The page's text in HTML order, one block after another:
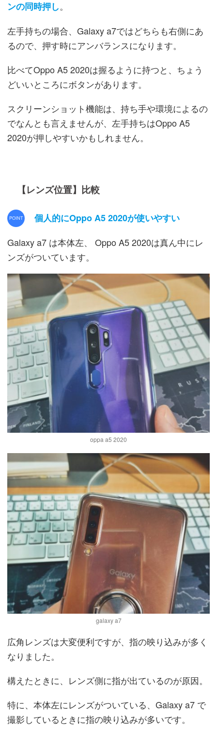
ンの同時押し。
左手持ちの場合、Galaxy a7ではどちらも右側にあ
るので、押す時にアンバランスになります。
比べてOppo A5 2020は握るように持つと、ちょう
どいいところにボタンがあります。
スクリーンショット機能は、持ち手や環境によるの
でなんとも言えませんが、左手持ちはOppo A5
2020が押しやすいかもしれません。
【レンズ位置】比較
個人的にOppo A5 2020が使いやすい
Galaxy a7 は本体左、 Oppo A5 2020は真ん中にレ
ンズがついています。
oppa a5 2020
galaxy a7
広角レンズは大変便利ですが、指の映り込みが多く
なりました。
構えたときに、レンズ側に指が出ているのが原因。
特に、本体左にレンズがついている、Galaxy a7 で
撮影しているときに指の映り込みが多いです。